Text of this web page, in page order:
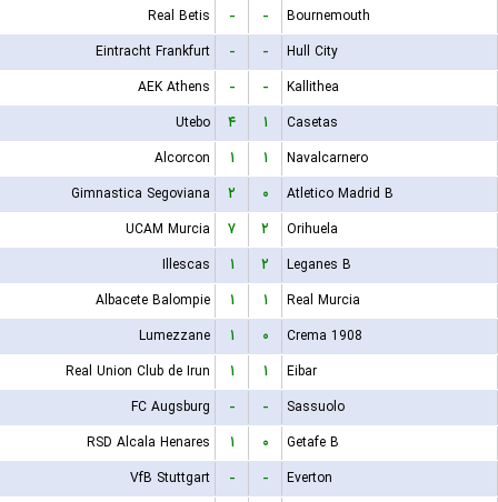
Real Betis
- -
Bournemouth
Eintracht Frankfurt
- -
Hull City
AEK Athens
- -
Kallithea
Utebo
۴ ۱
Casetas
Alcorcon
۱ ۱
Navalcarnero
Gimnastica Segoviana
۲ ۰
Atletico Madrid B
UCAM Murcia
۷ ۲
Orihuela
Illescas
۱ ۲
Leganes B
Albacete Balompie
۱ ۱
Real Murcia
Lumezzane
۱ ۰
Crema 1908
Real Union Club de Irun
۱ ۱
Eibar
FC Augsburg
- -
Sassuolo
RSD Alcala Henares
۱ ۰
Getafe B
VfB Stuttgart
- -
Everton